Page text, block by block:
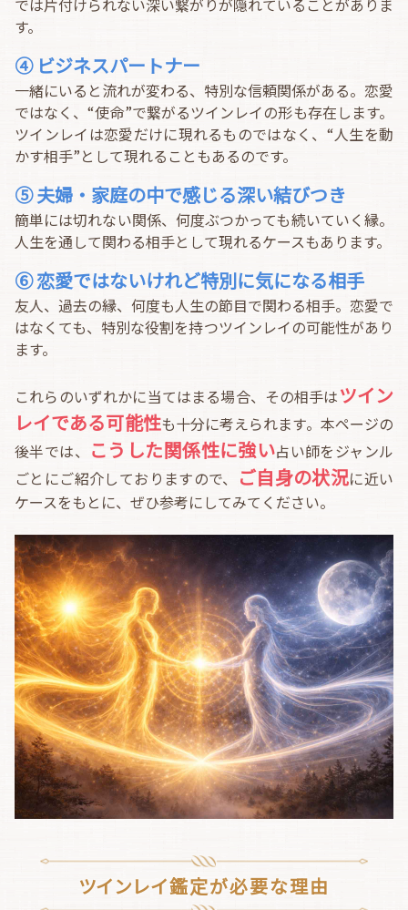
では片付けられない深い繋がりが隠れていることがありま
す。
④ ビジネスパートナー
一緒にいると流れが変わる、特別な信頼関係がある。恋愛
ではなく、“使命”で繋がるツインレイの形も存在します。
ツインレイは恋愛だけに現れるものではなく、“人生を動
かす相手”として現れることもあるのです。
⑤ 夫婦・家庭の中で感じる深い結びつき
簡単には切れない関係、何度ぶつかっても続いていく縁。
人生を通して関わる相手として現れるケースもあります。
⑥ 恋愛ではないけれど特別に気になる相手
友人、過去の縁、何度も人生の節目で関わる相手。恋愛で
はなくても、特別な役割を持つツインレイの可能性があり
ます。
これらのいずれかに当てはまる場合、その相手はツイン
レイである可能性も十分に考えられます。本ページの
後半では、 こうした関係性に強い占い師をジャンル
ごとにご紹介しておりますので、 ご自身の状況に近い
ケースをもとに、ぜひ参考にしてみてください。
ツインレイ鑑定が必要な理由